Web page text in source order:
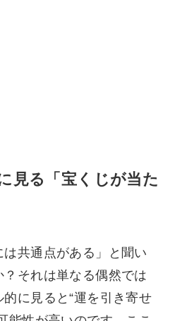
見る「宝くじが当た
は共通点がある」と聞い
それは単なる偶然では
に見ると“運を引き寄せ